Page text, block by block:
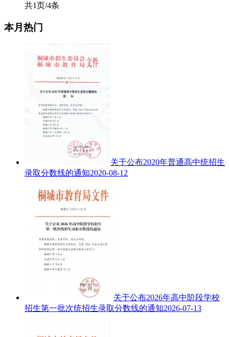
共1页/4条
本月热门
关于公布2020年普通高中统招生
录取分数线的通知2020-08-12
关于公布2026年高中阶段学校
招生第一批次统招生录取分数线的通知2026-07-13